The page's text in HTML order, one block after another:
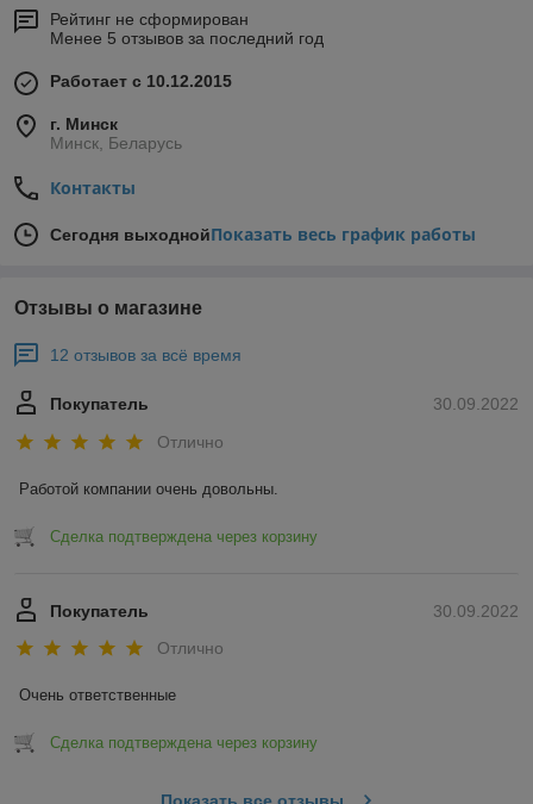
Рейтинг не сформирован
Менее 5 отзывов за последний год
Работает с 10.12.2015
г. Минск
Минск, Беларусь
Контакты
Сегодня выходнойПоказать весь график работы
Отзывы о магазине
12 отзывов за всё время
30.09.2022
Покупатель
Отлично
Работой компании очень довольны.
Сделка подтверждена через корзину
30.09.2022
Покупатель
Отлично
Очень ответственные
Сделка подтверждена через корзину